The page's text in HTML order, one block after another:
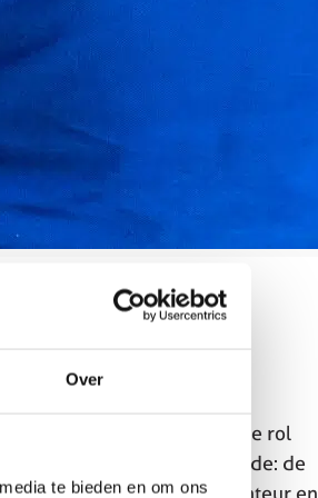
Over
te bieden en om ons
in regio Amsterdam. In deze rol
Geen dag is hetzelfde: de